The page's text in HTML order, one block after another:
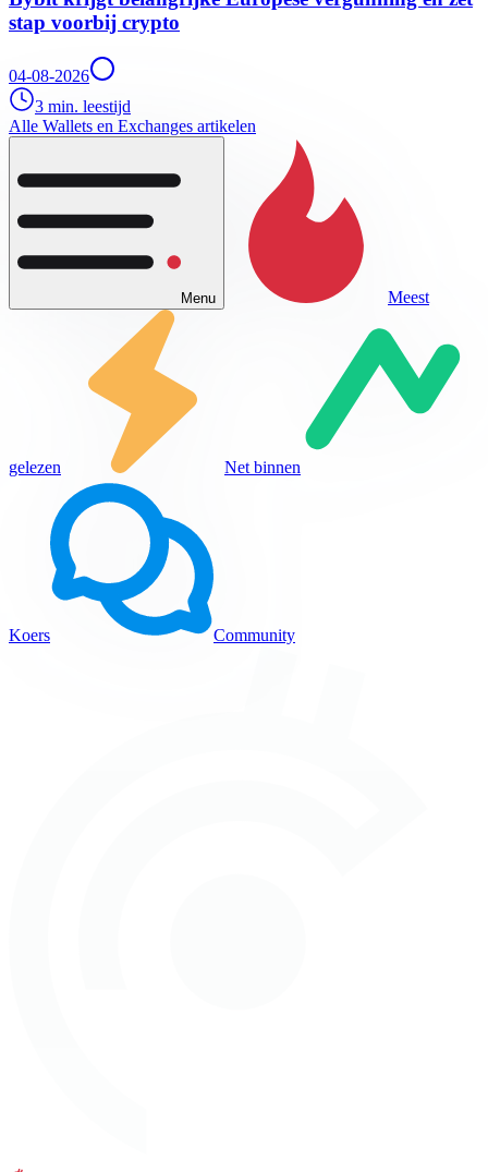
stap voorbij crypto
04-08-2026
3 min. leestijd
Alle Wallets en Exchanges artikelen
Menu Meest
gelezen Net binnen
Koers Community